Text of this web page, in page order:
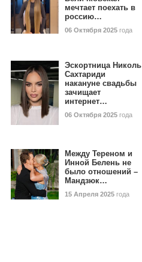
мечтает поехать в
россию…
06 Октября 2025 года
Эскортница Николь
Сахтариди
накануне свадьбы
зачищает
интернет…
06 Октября 2025 года
Между Тереном и
Инной Белень не
было отношений –
Мандзюк…
15 Апреля 2025 года